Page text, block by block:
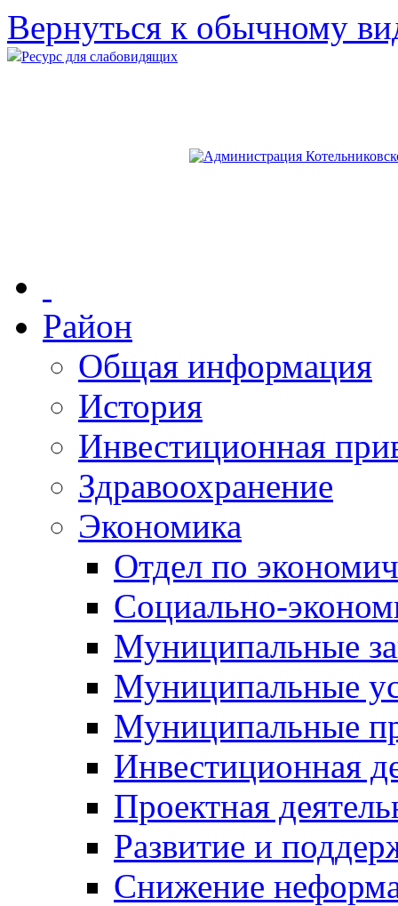
Вернуться к обычному
Ресурс для слабовидящих
Район
Общая информация
История
Инвестиционная
Здравоохранение
Экономика
Отдел по
Социально-
Муниципальные
Муниципальные
Муниципальные
Инвестиционная
Проектная
Развитие и
Снижение